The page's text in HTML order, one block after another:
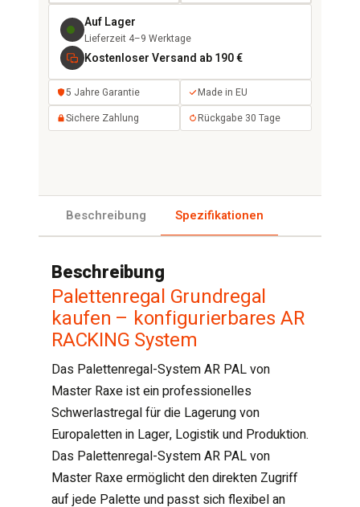
Auf Lager
Lieferzeit 4–9 Werktage
Kostenloser Versand ab 190 €
5 Jahre Garantie
Made in EU
Sichere Zahlung
Rückgabe 30 Tage
Beschreibung Spezifikationen
Beschreibung
Palettenregal Grundregal
kaufen – konfigurierbares AR
RACKING System
Das Palettenregal-System AR PAL von
Master Raxe ist ein professionelles
Schwerlastregal für die Lagerung von
Europaletten in Lager, Logistik und Produktion.
Das Palettenregal-System AR PAL von
Master Raxe ermöglicht den direkten Zugriff
auf jede Palette und passt sich flexibel an